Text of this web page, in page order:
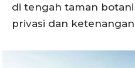
di tengah taman
privasi dan